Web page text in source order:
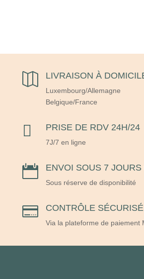
 LIVRAISON À
Luxembourg/Allemagne
Belgique/France
 PRISE DE RDV 24H/24
7J/7 en ligne
 ENVOI SOUS 7
Sous réserve de disponibilité
 CONTRÔLE
Via la plateforme de paiement